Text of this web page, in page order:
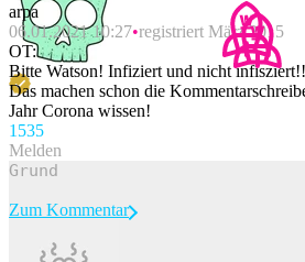
arpa
06.01.2021 10:27 registriert März 2015
OT:
Bitte Watson! Infiziert und nicht infisziert!!
Das machen schon die
Jahr Corona wissen!
1535
Melden
Zum Kommentar